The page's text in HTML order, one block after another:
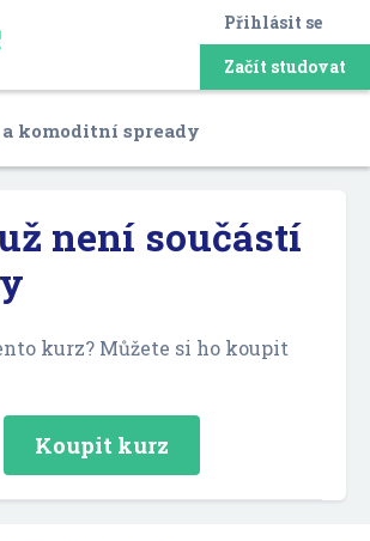
Přihlásit se
Začít studovat
komoditní spready
není součástí
kurz? Můžete si ho koupit
Koupit kurz